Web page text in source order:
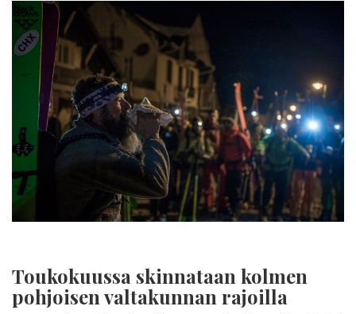
Toukokuussa skinnataan kolmen
pohjoisen valtakunnan rajoilla